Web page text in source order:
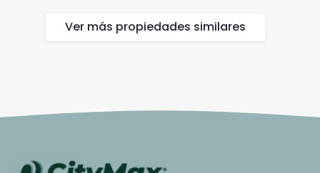
Ver más propiedades similares